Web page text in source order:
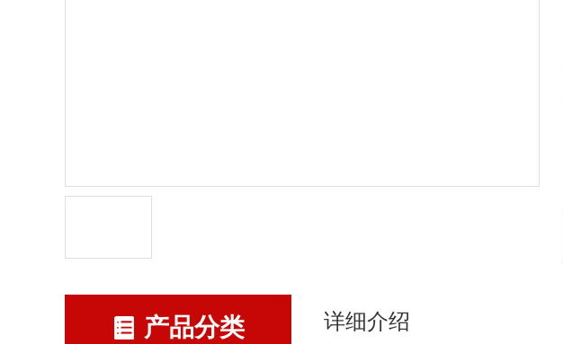
产品分类 详细介绍